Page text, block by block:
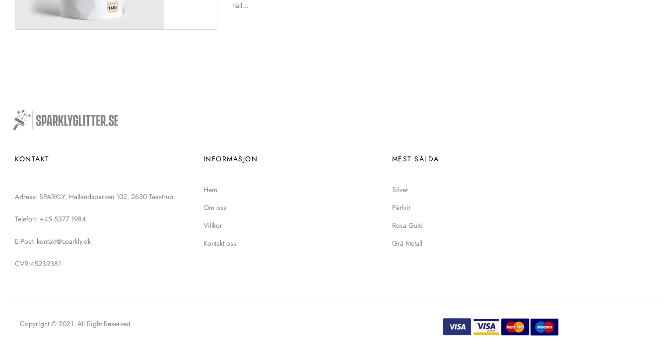
häll…
KONTAKT
Adress: SPARKLY, Hallandsparken 102, 2630 Taastrup
Telefon: +45 5377 1984
E-Post: kontakt@sparkly.dk
CVR:45239381
INFORMASJON
Hem
Om oss
Villkor
Kontakt oss
MEST SÅLDA
Silver
Pärlvit
Rosa Guld
Grå Metall
Copyright © 2021. All Right Reserved